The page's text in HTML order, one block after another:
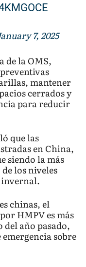
7, 2025
de la OMS,
mantener
cerrados y
para reducir
que las
en China,
siendo la más
los niveles
invernal.
chinas, el
HMPV es más
año pasado,
sobre